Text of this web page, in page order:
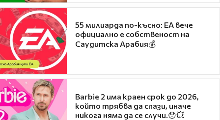
55 милиарда по-късно: EA вече
официално е собственост на
Саудитска Арабия💰
Barbie 2 има краен срок до 2026,
който трябва да спази, иначе
никога няма да се случи.😯💥